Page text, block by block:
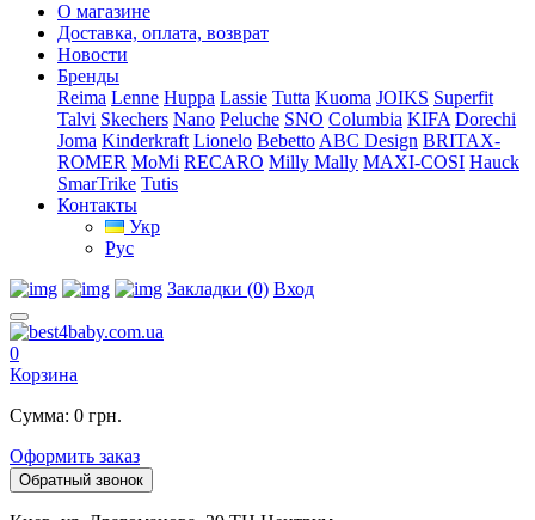
О магазине
Доставка, оплата, возврат
Новости
Бренды
Reima Lenne Huppa Lassie Tutta Kuoma JOIKS Superfit
Talvi Skechers Nano Peluche SNO Columbia KIFA Dorechi
Joma Kinderkraft Lionelo Bebetto ABC Design BRITAX-
ROMER MoMi RECARO Milly Mally MAXI-COSI Hauck
SmarTrike Tutis
Контакты
Укр
Рус
Закладки (0) Вход
0
Корзина
Сумма: 0 грн.
Оформить заказ
Обратный звонок